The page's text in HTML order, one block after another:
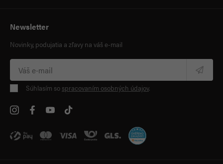
Newsletter
Novinky, podujatia a zľavy na váš e-mail
Súhlasím so spracovaním osobných údajov.